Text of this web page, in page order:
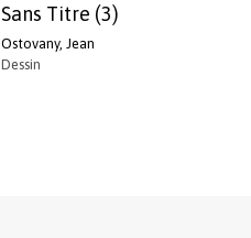
Sans Titre (3)
Ostovany, Jean
Dessin